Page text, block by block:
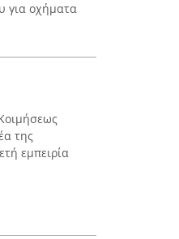
για οχήματα
της
εμπειρία